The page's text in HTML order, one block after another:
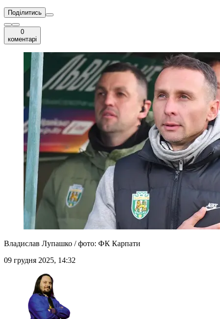
Поділитись
0
коментарі
Владислав Лупашко / фото: ФК Карпати
09 грудня 2025, 14:32